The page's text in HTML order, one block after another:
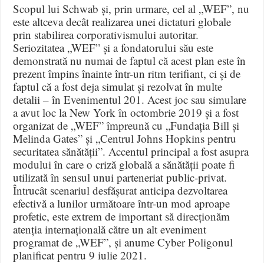
Scopul lui Schwab și, prin urmare, cel al „WEF”, nu
este altceva decât realizarea unei dictaturi globale
prin stabilirea corporativismului autoritar.
Seriozitatea „WEF” și a fondatorului său este
demonstrată nu numai de faptul că acest plan este în
prezent împins înainte într-un ritm terifiant, ci și de
faptul că a fost deja simulat și rezolvat în multe
detalii – în Evenimentul 201. Acest joc sau simulare
a avut loc la New York în octombrie 2019 și a fost
organizat de „WEF” împreună cu „Fundația Bill și
Melinda Gates” și „Centrul Johns Hopkins pentru
securitatea sănătății”. Accentul principal a fost asupra
modului în care o criză globală a sănătății poate fi
utilizată în sensul unui parteneriat public-privat.
Întrucât scenariul desfășurat anticipa dezvoltarea
efectivă a lunilor următoare într-un mod aproape
profetic, este extrem de important să direcționăm
atenția internațională către un alt eveniment
programat de „WEF”, și anume Cyber ​​Poligonul
planificat pentru 9 iulie 2021.